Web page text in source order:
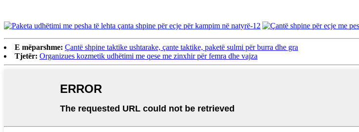
E mëparshme: Çantë shpine taktike ushtarake, çante taktike, paketë sulmi për burra dhe gra
Tjetër: Organizues kozmetik udhëtimi me qese me zinxhir për femra dhe vajza